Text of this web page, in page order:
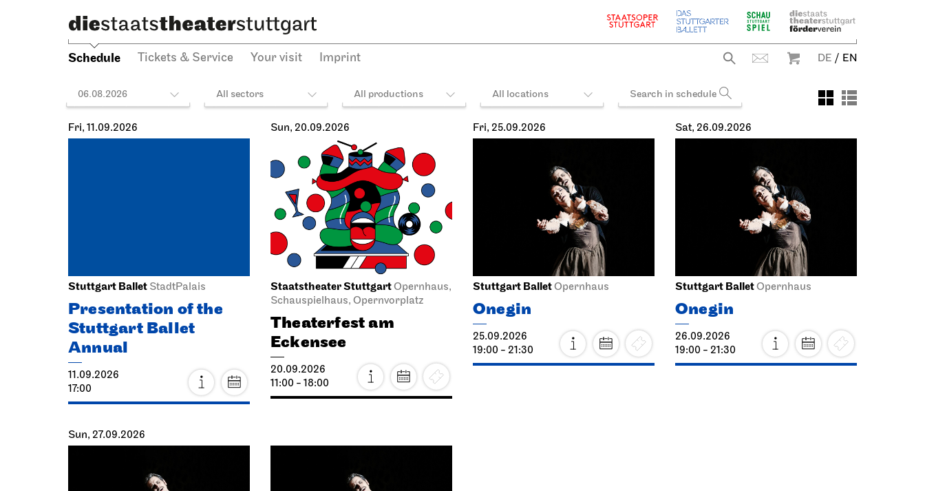
Schedule Tickets & Service Your visit Imprint DE / EN
06.08.2026 All sectors All productions All locations
Fri, 11.09.2026
Stuttgart Ballet StadtPalais
Presentation of the
Stuttgart Ballet
Annual
11.09.2026
17:00
Sun, 20.09.2026
Staatstheater StuttgartOpernhaus,
Schauspielhaus, Opernvorplatz
Theaterfest am
Eckensee
20.09.2026
11:00 - 18:00
Fri, 25.09.2026
Stuttgart BalletOpernhaus
Onegin
25.09.2026
19:00 - 21:30
Sat, 26.09.2026
Stuttgart BalletOpernhaus
Onegin
26.09.2026
19:00 - 21:30
Sun, 27.09.2026